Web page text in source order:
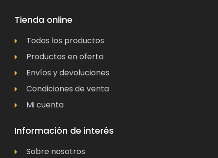
Tienda online
Todos los productos
Productos en oferta
Envíos y devoluciones
Condiciones de venta
Mi cuenta
Información de interés
Sobre nosotros